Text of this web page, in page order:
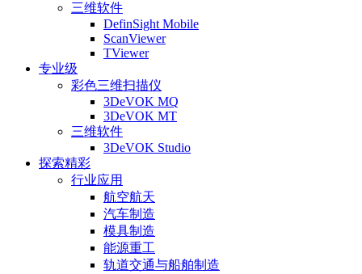
三维软件
DefinSight Mobile
ScanViewer
TViewer
专业级
彩色三维扫描仪
3DeVOK MQ
3DeVOK MT
三维软件
3DeVOK Studio
探索精彩
行业应用
航空航天
汽车制造
模具制造
能源重工
轨道交通与船舶制造